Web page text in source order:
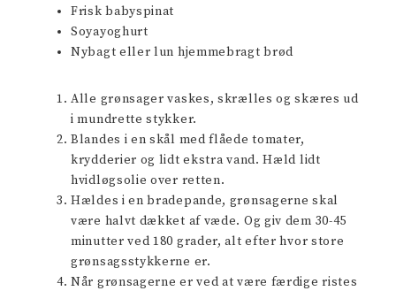
Frisk babyspinat
Soyayoghurt
Nybagt eller lun hjemmebragt brød
Alle grønsager vaskes, skrælles og skæres ud
i mundrette stykker.
Blandes i en skål med flåede tomater,
krydderier og lidt ekstra vand. Hæld lidt
hvidløgsolie over retten.
Hældes i en bradepande, grønsagerne skal
være halvt dækket af væde. Og giv dem 30-45
minutter ved 180 grader, alt efter hvor store
grønsagsstykkerne er.
Når grønsagerne er ved at være færdige ristes